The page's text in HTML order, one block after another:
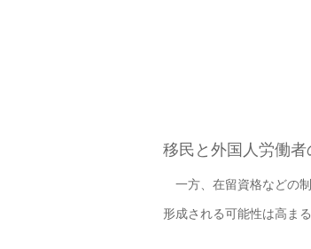
移民と外国人労働
一方、在留資格などの
形成される可能性は高まる